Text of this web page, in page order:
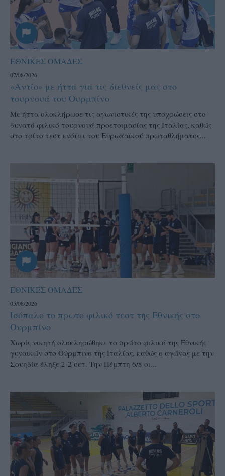
ΕΘΝΙΚΕΣ ΟΜΑΔΕΣ
07/08/2026
«Αντίο» με ήττα για τις διεθνείς μας στο
τουρνουά του Ουρμπίνο
Mε ήττα ολοκλήρωσε τις αγωνιστικές της υποχρώσεις στο
δυνατό φιλικό τουρνουά προετοιμασίας της Ιταλίας, καθώς
στο τρίτο τεστ ενόψει του Ευρωπαϊκού πρωταθλήματος...
ΕΘΝΙΚΕΣ ΟΜΑΔΕΣ
05/08/2026
Ισόπαλο το πρωτο φιλικό τεστ της Εθνικής στο
Ουρμπίνο
Χωρίς νικητή ολοκληρώθηκε το πρώτο φιλικό της Εθνικής
γυναικών στο Ούρμπινο της Ιταλίας, καθώς ο αγώνας με την
Σουηδία έληξε 2-2 σετ. Την Πέμπτη 6/8 οι...